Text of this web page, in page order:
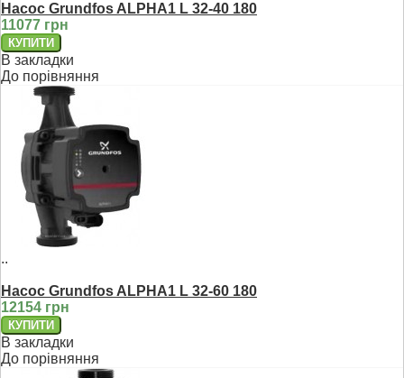
Насос Grundfos ALPHA1 L 32-40 180
11077 грн
В закладки
До порівняння
..
Насос Grundfos ALPHA1 L 32-60 180
12154 грн
В закладки
До порівняння